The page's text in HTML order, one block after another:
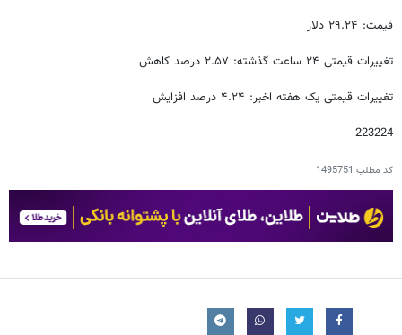
قیمت: ۲۹.۲۴ دلار
تغییرات قیمتی ۲۴ ساعت گذشته: ۲.۵۷ درصد کاهش
تغییرات قیمتی یک هفته اخیر: ۴.۲۴ درصد افزایش
223224
کد مطلب 1495751